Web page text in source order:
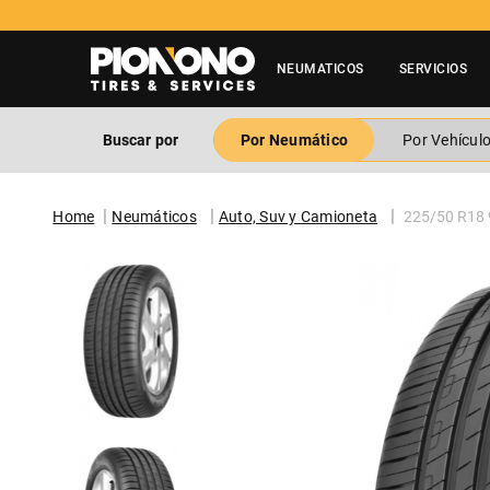
NEUMATICOS SERVICIOS
Buscar por Por Neumático Por Vehículo
Neumáticos Auto, Suv y Camioneta 225/50 R18